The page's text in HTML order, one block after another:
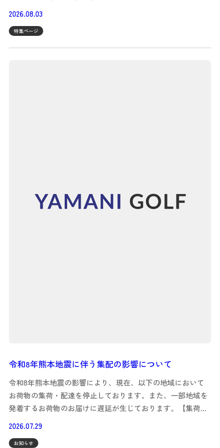
2026.08.03
特集ページ
令和8年熊本地震に伴う集配の影響について
令和8年熊本地震の影響により、現在、以下の地域において
お荷物の集荷・配達を停止しております。また、一部地域を
発着するお荷物のお届けに遅延が生じております。【集荷…
2026.07.29
お知らせ